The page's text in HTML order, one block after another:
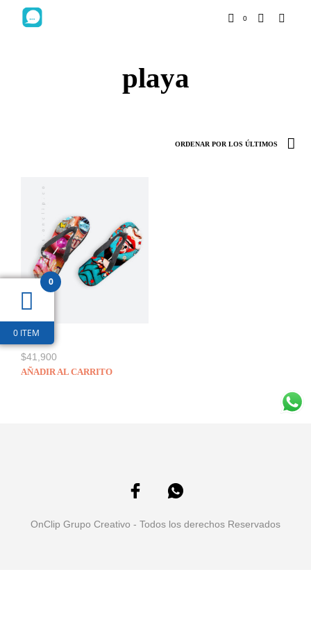
0
playa
Sandalias
$41,900
AÑADIR AL CARRITO
OnClip Grupo Creativo - Todos los derechos Reservados
0
0 ITEM